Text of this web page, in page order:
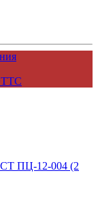
ПЦ-12-004 (2